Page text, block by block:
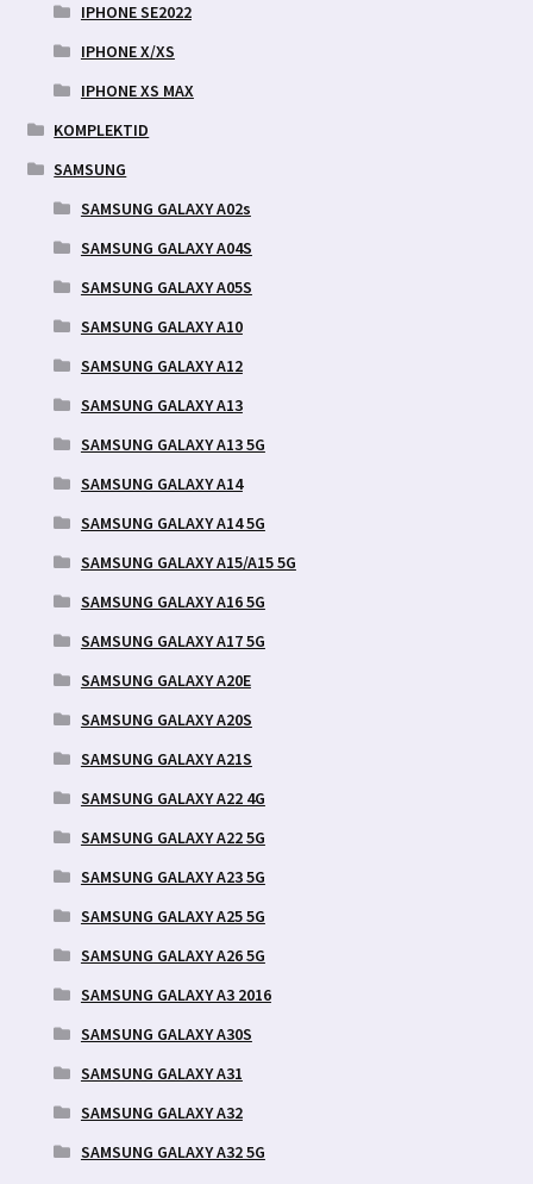
IPHONE SE2022
IPHONE X/XS
IPHONE XS MAX
KOMPLEKTID
SAMSUNG
SAMSUNG GALAXY A02s
SAMSUNG GALAXY A04S
SAMSUNG GALAXY A05S
SAMSUNG GALAXY A10
SAMSUNG GALAXY A12
SAMSUNG GALAXY A13
SAMSUNG GALAXY A13 5G
SAMSUNG GALAXY A14
SAMSUNG GALAXY A14 5G
SAMSUNG GALAXY A15/A15 5G
SAMSUNG GALAXY A16 5G
SAMSUNG GALAXY A17 5G
SAMSUNG GALAXY A20E
SAMSUNG GALAXY A20S
SAMSUNG GALAXY A21S
SAMSUNG GALAXY A22 4G
SAMSUNG GALAXY A22 5G
SAMSUNG GALAXY A23 5G
SAMSUNG GALAXY A25 5G
SAMSUNG GALAXY A26 5G
SAMSUNG GALAXY A3 2016
SAMSUNG GALAXY A30S
SAMSUNG GALAXY A31
SAMSUNG GALAXY A32
SAMSUNG GALAXY A32 5G